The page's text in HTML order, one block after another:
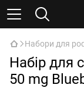
Набори для
Набір для
50 mg